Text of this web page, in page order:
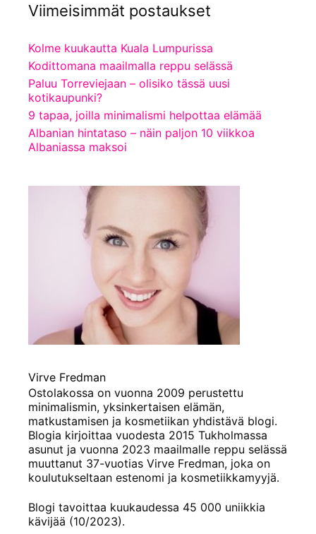
Viimeisimmät postaukset
Kolme kuukautta Kuala Lumpurissa
Kodittomana maailmalla reppu selässä
Paluu Torreviejaan – olisiko tässä uusi
kotikaupunki?
9 tapaa, joilla minimalismi helpottaa elämää
Albanian hintataso – näin paljon 10 viikkoa
Albaniassa maksoi
Virve Fredman
Ostolakossa on vuonna 2009 perustettu
minimalismin, yksinkertaisen elämän,
matkustamisen ja kosmetiikan yhdistävä blogi.
Blogia kirjoittaa vuodesta 2015 Tukholmassa
asunut ja vuonna 2023 maailmalle reppu selässä
muuttanut 37-vuotias Virve Fredman, joka on
koulutukseltaan estenomi ja kosmetiikkamyyjä.
Blogi tavoittaa kuukaudessa 45 000 uniikkia
kävijää (10/2023).